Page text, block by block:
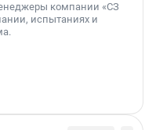
компании «СЗ
испытаниях и